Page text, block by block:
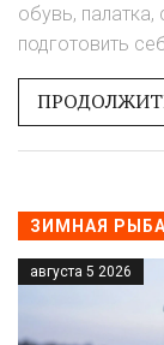
обувь, палатка,
подготовить
дня на льду.
ЗИМНАЯ
августа 5 2026